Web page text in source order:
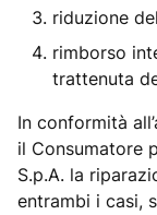
riduzione
rimborso
trattenuta
In conformità
il Consumatore
S.p.A. la
entrambi i casi,